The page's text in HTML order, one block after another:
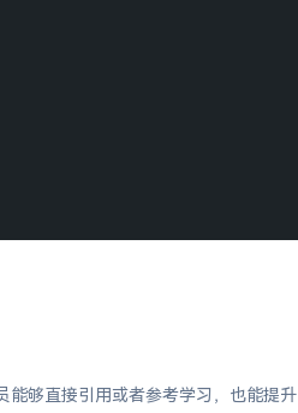
够直接引用或者参考学习，也能提升